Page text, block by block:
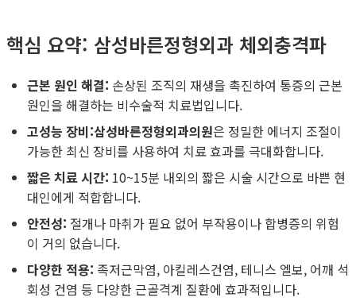
핵심 요약: 삼성바른정형외과 체외충격파
근본 원인 해결: 손상된 조직의 재생을 촉진하여 통증의 근본
원인을 해결하는 비수술적 치료법입니다.
고성능 장비:삼성바른정형외과의원은 정밀한 에너지 조절이
가능한 최신 장비를 사용하여 치료 효과를 극대화합니다.
짧은 치료 시간: 10~15분 내외의 짧은 시술 시간으로 바쁜 현
대인에게 적합합니다.
안전성: 절개나 마취가 필요 없어 부작용이나 합병증의 위험
이 거의 없습니다.
다양한 적용: 족저근막염, 아킬레스건염, 테니스 엘보, 어깨 석
회성 건염 등 다양한 근골격계 질환에 효과적입니다.